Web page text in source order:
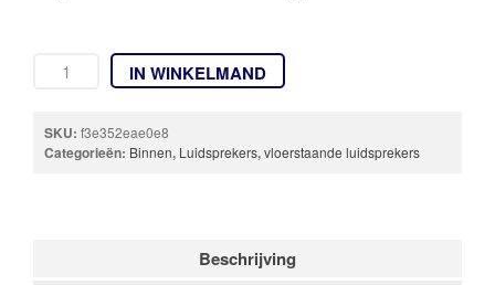
IN WINKELMAND
SKU: f3e352eae0e8
Categorieën: Binnen, Luidsprekers,vloerstaande luidsprekers
Beschrijving